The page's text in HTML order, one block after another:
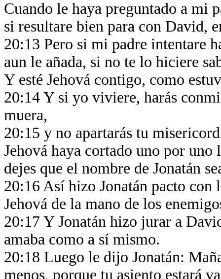
Cuando le haya preguntado a mi
si resultare bien para con David,
20:13 Pero si mi padre intentare
aun le añada, si no te lo hiciere
Y esté Jehová contigo, como
20:14 Y si yo viviere, harás
muera,
20:15 y no apartarás tu
Jehová haya cortado uno por
dejes que el nombre de Jonatán
20:16 Así hizo Jonatán pacto
Jehová de la mano de los
20:17 Y Jonatán hizo jurar a
amaba como a sí mismo.
20:18 Luego le dijo Jonatán:
menos, porque tu asiento estará